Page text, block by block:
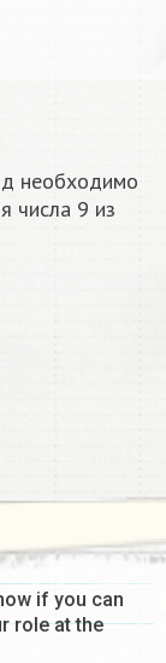
необходимо
числа 9 из
if you can
role at the